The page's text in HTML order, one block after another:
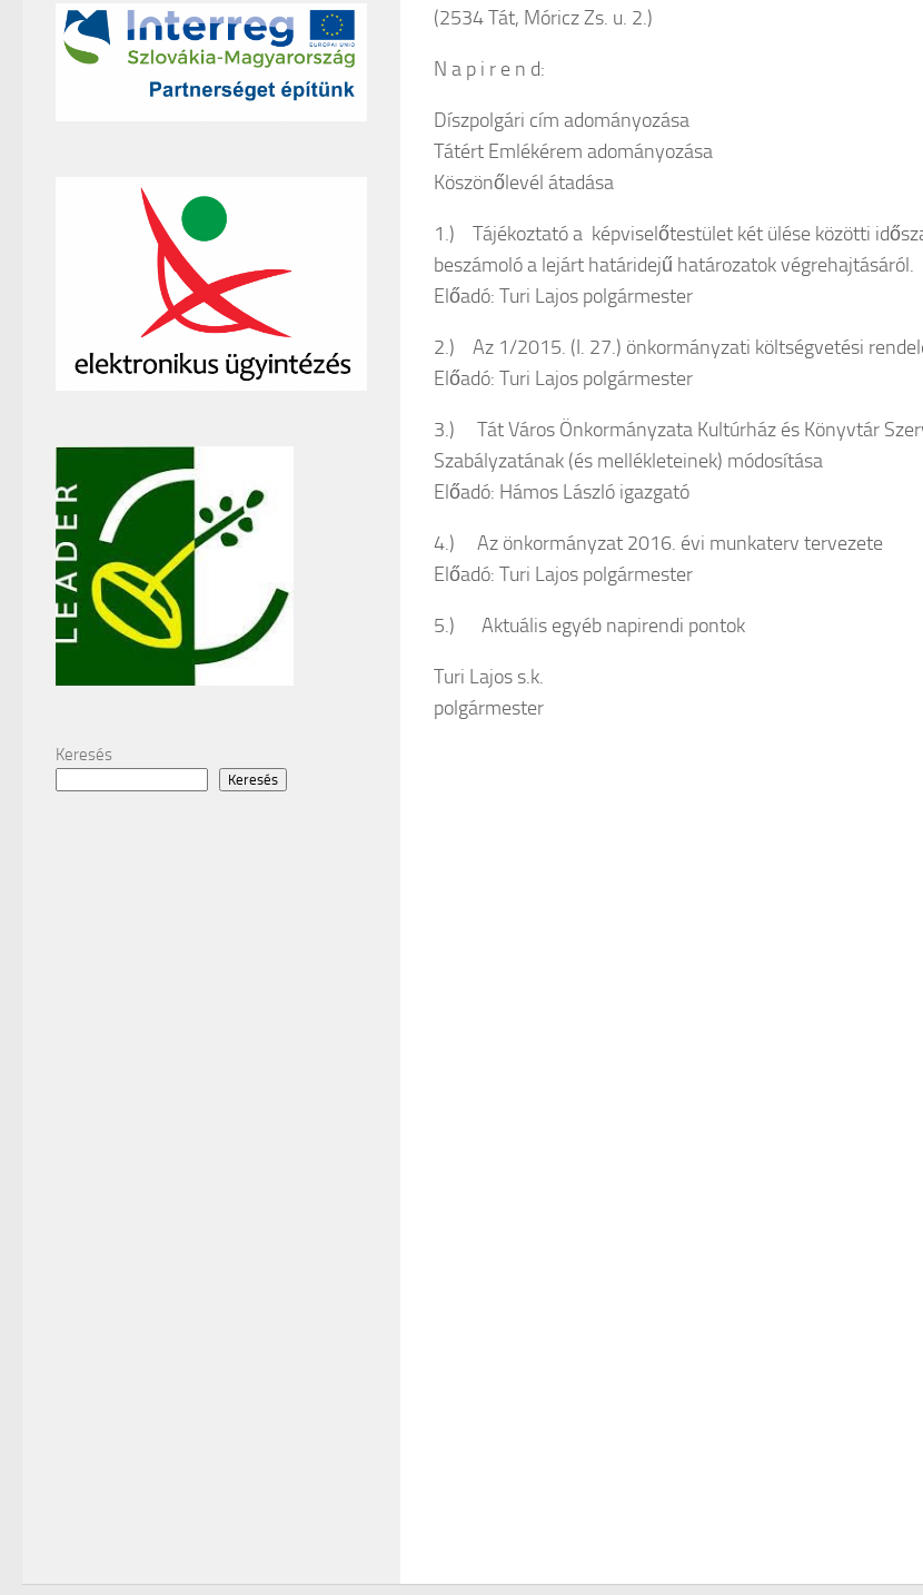
(2534 Tát, Móricz Zs. u. 2.)
N a p i r e n d:
Díszpolgári cím adományozása
Tátért Emlékérem adományozása
Köszönőlevél átadása
1.) Tájékoztató a képviselőtestület két ülése közötti
beszámoló a lejárt határidejű határozatok végrehajtásáról.
Előadó: Turi Lajos polgármester
2.) Az 1/2015. (I. 27.) önkormányzati költségvetési
Előadó: Turi Lajos polgármester
3.) Tát Város Önkormányzata Kultúrház és Könyvtár
Szabályzatának (és mellékleteinek) módosítása
Előadó: Hámos László igazgató
4.) Az önkormányzat 2016. évi munkaterv tervezete
Előadó: Turi Lajos polgármester
5.) Aktuális egyéb napirendi pontok
Turi Lajos s.k.
polgármester
Keresés
Keresés